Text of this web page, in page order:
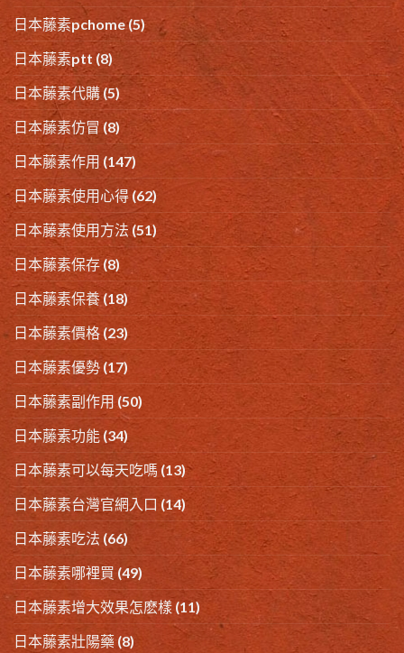
日本藤素pchome(5)
日本藤素ptt (8)
日本藤素代購 (5)
日本藤素仿冒 (8)
日本藤素作用 (147)
日本藤素使用心得 (62)
日本藤素使用方法 (51)
日本藤素保存(8)
日本藤素保養(18)
日本藤素價格(23)
日本藤素優勢 (17)
日本藤素副作用 (50)
日本藤素功能 (34)
日本藤素可以每天吃嗎 (13)
日本藤素台灣官網入口 (14)
日本藤素吃法 (66)
日本藤素哪裡買 (49)
日本藤素增大效果怎麽樣 (11)
日本藤素壯陽藥 (8)